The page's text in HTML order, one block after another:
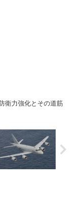
衛力強化とその道筋